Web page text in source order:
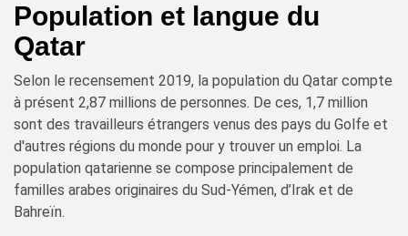
Population et langue du
Qatar
Selon le recensement 2019, la population du Qatar compte
à présent 2,87 millions de personnes. De ces, 1,7 million
sont des travailleurs étrangers venus des pays du Golfe et
d'autres régions du monde pour y trouver un emploi. La
population qatarienne se compose principalement de
familles arabes originaires du Sud-Yémen, d’Irak et de
Bahreïn.